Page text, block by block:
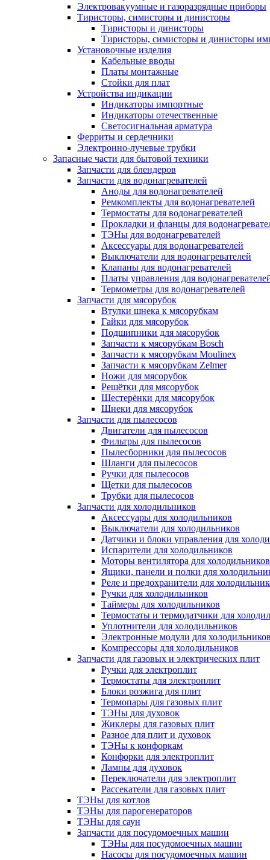
Электровакуумные и газоразрядные приборы
Тиристоры, симисторы и динисторы
Тиристоры и динисторы
Тиристоры, симисторы и динисторы
Установочные изделия
Кабельные вводы
Платы монтажные
Стойки для плат
Устройства индикации
Индикаторы импортные
Индикаторы отечественные
Светосигнальная арматура
Ферриты и сердечники
Электронно-лучевые трубки
Запасные части для бытовой техники
Запчасти для блендеров
Запчасти для водонагревателей
Аноды для водонагревателей
Ремкомплекты для водонагревателей
Термостаты для водонагревателей
Прокладки и фланцы для
ТЭНы для водонагревателей
Аксессуары для водонагревателей
Выключатели для водонагревателей
Клапаны для водонагревателей
Платы управления для
Термометры для водонагревателей
Запчасти для мясорубок
Втулки шнека к мясорубкам
Гайки для мясорубок
Подшипники для мясорубок
Запчасти к мясорубкам Bosch
Запчасти к мясорубкам Moulinex
Запчасти к мясорубкам Zelmer
Ножи для мясорубок
Решётки для мясорубок
Шестерёнки для мясорубок
Шнеки для мясорубок
Запчасти для пылесосов
Двигатели для пылесосов
Фильтры для пылесосов
Пылесборники для пылесосов
Шланги для пылесосов
Ручки для пылесосов
Щетки для пылесосов
Трубки для пылесосов
Запчасти для холодильников
Аксессуары для холодильников
Выключатели для холодильников
Датчики и блоки управления для
Испарители для холодильников
Моторы вентилятора для холодильников
Ящики, панели и полки для
Реле и предохранители для
Ручки для холодильников
Таймеры для холодильников
Термостаты и термодатчики для
Уплотнители для холодильников
Электронные модули для холодильников
Компрессоры для холодильников
Запчасти для газовых и электрических плит
Ручки для электроплит
Термостаты для электроплит
Блоки розжига для плит
Термопары для газовых плит
ТЭНы для духовок
Жиклеры для газовых плит
Разное для плит и духовок
ТЭНы к конфоркам
Конфорки для электроплит
Лампы для духовок
Переключатели для электроплит
Рассекатели для газовых плит
ТЭНы для котлов
ТЭНы для парогенераторов
ТЭНы для саун
Запчасти для посудомоечных машин
ТЭНы для посудомоечных машин
Насосы для посудомоечных машин